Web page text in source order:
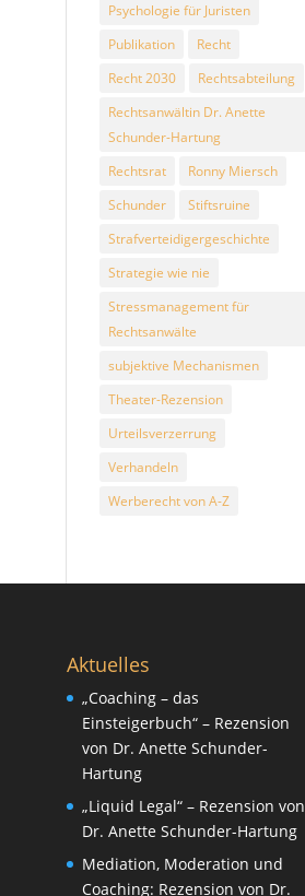
Psychologie für Juristen
Publikation
Recht
Recht 2030
Rechtsabteilung
Rechtsanwältin Dr. Anette
Schunder-Hartung
Rechtsrat
Ronny Miersch
Schunder
Stiftsruine
Strafverteidigergeschichte
Strategie wie nie
Stressmanagement für
Rechtsanwälte
subjektive Mechanismen
Theater-Rezension
Urteilsverzerrung
Verhandeln
Werberecht von A-Z
Aktuelles
„Coaching – das
Einsteigerbuch“ – Rezension
von Dr. Anette Schunder-
Hartung
„Liquid Legal“ – Rezension von
Dr. Anette Schunder-Hartung
Mediation, Moderation und
Coaching: Rezension von Dr.